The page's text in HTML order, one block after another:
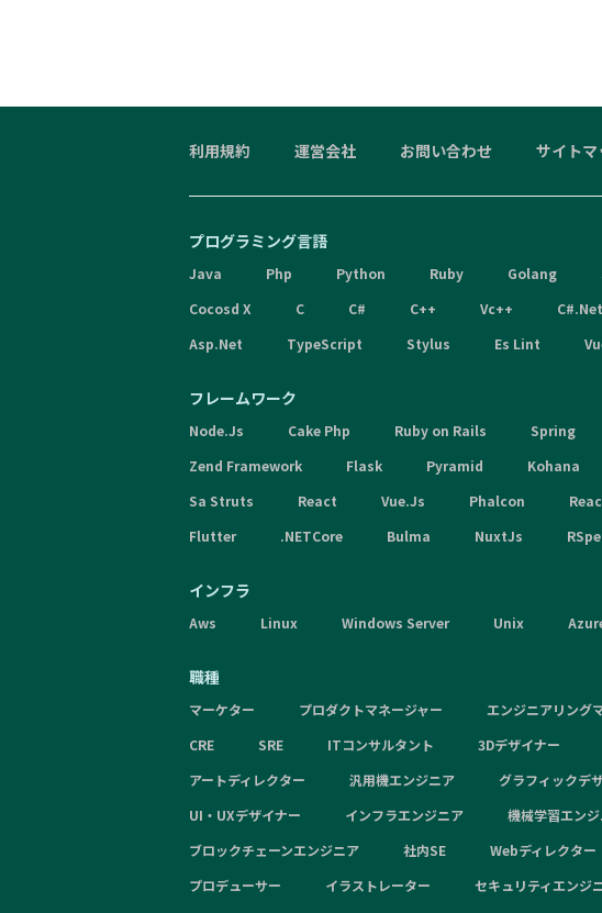
利用規約 運営会社 お問い合わせ サイトマ
プログラミング言語
Java Php Python Ruby Golang
Cocosd X
C C# C++ Vc++ C#.Net
Asp.Net
TypeScript Stylus Es Lint
フレームワーク
Node.Js Cake Php Ruby on Rails Spring
Zend Framework
Flask Pyramid Kohana
Sa Struts
React Vue.Js Phalcon
Flutter
.NETCore Bulma NuxtJs
インフラ
Aws Linux Windows Server Unix
職種
マーケター プロダクトマネージャー エンジニアリング
CRE
SRE ITコンサルタント 3Dデザイナー
アートディレクター
汎用機エンジニア グラフィックデ
UI・UXデザイナー
インフラエンジニア 機械学習エン
ブロックチェーンエンジニア
社内SE Webディレクター
プロデューサー
イラストレーター セキュリティエンジ